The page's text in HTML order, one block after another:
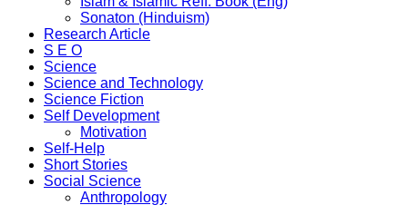
Sonaton (Hinduism)
Research Article
S E O
Science
Science and Technology
Science Fiction
Self Development
Motivation
Self-Help
Short Stories
Social Science
Anthropology